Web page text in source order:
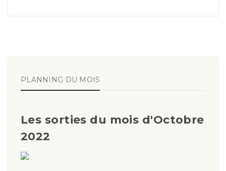
PLANNING DU MOIS
Les sorties du mois d'Octobre
2022